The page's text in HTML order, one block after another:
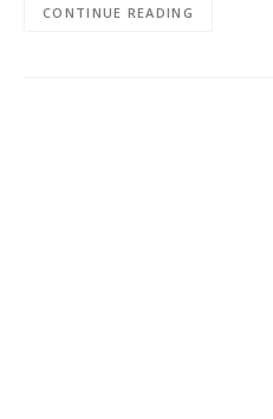
CONTINUE READING